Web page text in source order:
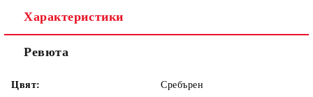
Характеристики
Ревюта
Цвят:
Сребърен